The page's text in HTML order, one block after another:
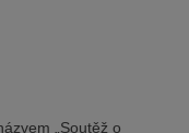
„Soutěž o